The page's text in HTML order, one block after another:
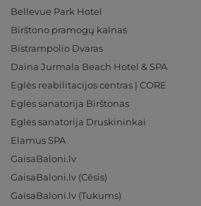
Bellevue Park Hotel
Birštono pramogų kalnas
Bistrampolio Dvaras
Daina Jurmala Beach Hotel & SPA
Eglės reabilitacijos centras | CORE
Eglės sanatorija Birštonas
Eglės sanatorija Druskininkai
Elamus SPA
GaisaBaloni.lv
GaisaBaloni.lv (Cēsis)
GaisaBaloni.lv (Tukums)